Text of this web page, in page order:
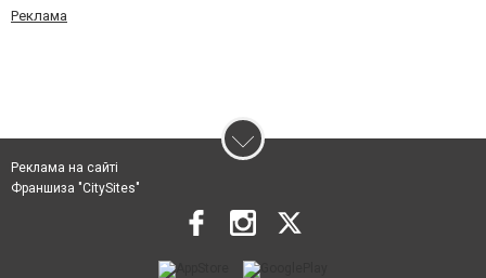
Реклама
Реклама на сайті
Франшиза "CitySites"